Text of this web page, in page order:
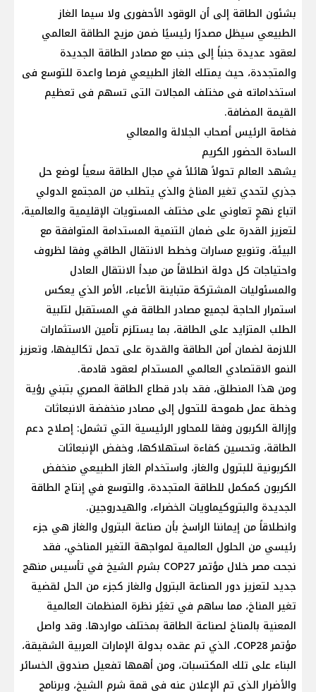
بشئون الطاقة إلى أن الوقود الأحفورى ولا سيما الغاز
الطبيعي سيظل مصدرًا رئيسيًا ضمن مزيج الطاقة العالمي
لعقود عديدة جنباً إلى جنب مع مصادر الطاقة الجديدة
والمتجددة، حيث يمتلك الغاز الطبيعي فرصا واعدة للتوسع فى
استخداماته فى مختلف المجالات التى تسهم فى تعظيم
القيمة المضافة.
فخامة الرئيس أصحاب الجلالة والمعالي
السادة الحضور الكريم
يشهد العالم تحولاً هائلاً في مجال الطاقة سعياً لوضع حل
جذري لتحدي تغير المناخ والذي يتطلب من المجتمع الدولي
اتباع نهجٍ تعاوني على مختلف المستويات الإقليمية والعالمية،
لتعزيز القدرة على ضمان التنمية المستدامة المتوافقة مع
البيئة، وتنويع مسارات وخطط الانتقال الطاقي وفقا لظروف
واحتياجات كل دولة انطلاقاً من مبدأ الانتقال العادل
والمسئوليات المشتركة متباينة الأعباء، الأمر الذي يعكس
استمرار الحاجة لجميع مصادر الطاقة في المستقبل لتلبية
الطلب المتزايد على الطاقة، بما يستلزم تأمين الاستثمارات
اللازمة لضمان أمن الطاقة والقدرة على تحمل تكاليفها، وتعزيز
النمو الاقتصادي العالمي المستدام لعقود قادمة.
ومن هذا المنطلق، فقد بادر قطاع الطاقة المصري بتبني رؤية
وخطة عمل طموحة للتحول إلى مصادر منخفضة الانبعاثات
وإزالة الكربون وفقا للمحاور الرئيسية التي تشمل: إصلاح دعم
الطاقة، وتحسين كفاءة استهلاكها، وخفض الإنبعاثات
الكربونية للبترول والغاز، واستخدام الغاز الطبيعي منخفض
الكربون كمكمل للطاقة المتجددة، والتوسع في إنتاج الطاقة
الجديدة والبتروكيماويات الخضراء، والهيدروجين.
وانطلاقاً من إيماننا الراسخ بأن صناعة البترول والغاز هي جزء
رئيسي من الحلول العالمية لمواجهة التغير المناخي، فقد
نجحت مصر خلال مؤتمر COP27 بشرم الشيخ في تأسيس منهج
جديد لتعزيز دور الصناعة البترول والغاز كجزء من الحل لقضية
تغير المناخ، مما ساهم في تغيُر نظرة المنظمات العالمية
المعنية بالمناخ لصناعة الطاقة بمختلف مواردها. وقد واصل
مؤتمر COP28، الذي تم عقده بدولة الإمارات العربية الشقيقة،
البناء على تلك المكتسبات، ومن أهمها تفعيل صندوق الخسائر
والأضرار الذي تم الإعلان عنه في قمة شرم الشيخ، وبرنامج